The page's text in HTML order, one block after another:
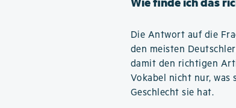
Die Antwort auf die
den meisten
damit den richtigen
Vokabel nicht nur, was
Geschlecht sie hat.